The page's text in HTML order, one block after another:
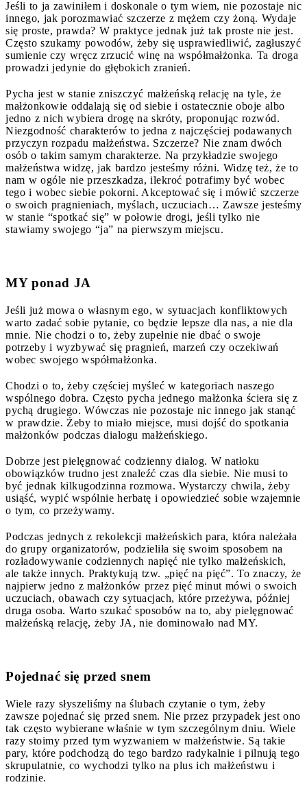
Jeśli to ja zawiniłem i doskonale o tym wiem, nie pozostaje nic
innego, jak porozmawiać szczerze z mężem czy żoną. Wydaje
się proste, prawda? W praktyce jednak już tak proste nie jest.
Często szukamy powodów, żeby się usprawiedliwić, zagłuszyć
sumienie czy wręcz zrzucić winę na współmałżonka. Ta droga
prowadzi jedynie do głębokich zranień.
Pycha jest w stanie zniszczyć małżeńską relację na tyle, że
małżonkowie oddalają się od siebie i ostatecznie oboje albo
jedno z nich wybiera drogę na skróty, proponując rozwód.
Niezgodność charakterów to jedna z najczęściej podawanych
przyczyn rozpadu małżeństwa. Szczerze? Nie znam dwóch
osób o takim samym charakterze. Na przykładzie swojego
małżeństwa widzę, jak bardzo jesteśmy różni. Widzę też, że to
nam w ogóle nie przeszkadza, ilekroć potrafimy być wobec
tego i wobec siebie pokorni. Akceptować się i mówić szczerze
o swoich pragnieniach, myślach, uczuciach… Zawsze jesteśmy
w stanie “spotkać się” w połowie drogi, jeśli tylko nie
stawiamy swojego “ja” na pierwszym miejscu.
MY ponad JA
Jeśli już mowa o własnym ego, w sytuacjach konfliktowych
warto zadać sobie pytanie, co będzie lepsze dla nas, a nie dla
mnie. Nie chodzi o to, żeby zupełnie nie dbać o swoje
potrzeby i wyzbywać się pragnień, marzeń czy oczekiwań
wobec swojego współmałżonka.
Chodzi o to, żeby częściej myśleć w kategoriach naszego
wspólnego dobra. Często pycha jednego małżonka ściera się z
pychą drugiego. Wówczas nie pozostaje nic innego jak stanąć
w prawdzie. Żeby to miało miejsce, musi dojść do spotkania
małżonków podczas dialogu małżeńskiego.
Dobrze jest pielęgnować codzienny dialog. W natłoku
obowiązków trudno jest znaleźć czas dla siebie. Nie musi to
być jednak kilkugodzinna rozmowa. Wystarczy chwila, żeby
usiąść, wypić wspólnie herbatę i opowiedzieć sobie wzajemnie
o tym, co przeżywamy.
Podczas jednych z rekolekcji małżeńskich para, która należała
do grupy organizatorów, podzieliła się swoim sposobem na
rozładowywanie codziennych napięć nie tylko małżeńskich,
ale także innych. Praktykują tzw. „pięć na pięć”. To znaczy, że
najpierw jedno z małżonków przez pięć minut mówi o swoich
uczuciach, obawach czy sytuacjach, które przeżywa, później
druga osoba. Warto szukać sposobów na to, aby pielęgnować
małżeńską relację, żeby JA, nie dominowało nad MY.
Pojednać się przed snem
Wiele razy słyszeliśmy na ślubach czytanie o tym, żeby
zawsze pojednać się przed snem. Nie przez przypadek jest ono
tak często wybierane właśnie w tym szczególnym dniu. Wiele
razy stoimy przed tym wyzwaniem w małżeństwie. Są takie
pary, które podchodzą do tego bardzo radykalnie i pilnują tego
skrupulatnie, co wychodzi tylko na plus ich małżeństwu i
rodzinie.